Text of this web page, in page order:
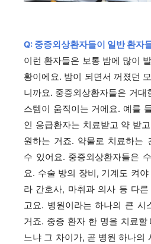
Q: 중증외상환자들이 일반 환자
이런 환자들은 보통 밤에 많이
황이에요. 밤이 되면서 꺼졌던
니까요. 중증외상환자들은 거대
스템이 움직이는 거에요. 예를
인 응급환자는 치료받고 약 받
원하는 거죠. 약물로 치료하는
수 있어요. 중증외상환자들은
요. 수술 방의 장비, 기계도 켜
라 간호사, 마취과 의사 등 다
고요. 병원이라는 하나의 큰 시
거죠. 중증 환자 한 명을 치료
느냐 그 차이가, 곧 병원 하나의